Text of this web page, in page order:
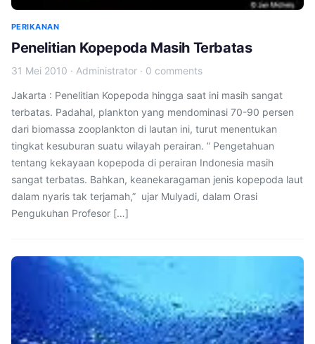
PERIKANAN
Penelitian Kopepoda Masih Terbatas
31 Mei 2010 · Administrator · 0 comments
Jakarta : Penelitian Kopepoda hingga saat ini masih sangat
terbatas. Padahal, plankton yang mendominasi 70-90 persen
dari biomassa zooplankton di lautan ini, turut menentukan
tingkat kesuburan suatu wilayah perairan. ” Pengetahuan
tentang kekayaan kopepoda di perairan Indonesia masih
sangat terbatas. Bahkan, keanekaragaman jenis kopepoda laut
dalam nyaris tak terjamah,” ujar Mulyadi, dalam Orasi
Pengukuhan Profesor […]